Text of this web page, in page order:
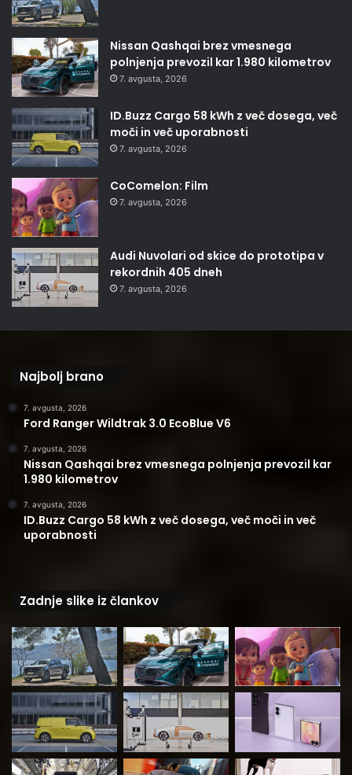
Nissan Qashqai brez vmesnega
polnjenja prevozil kar 1.980 kilometrov
7. avgusta, 2026
ID.Buzz Cargo 58 kWh z več dosega, več
moči in več uporabnosti
7. avgusta, 2026
CoComelon: Film
7. avgusta, 2026
Audi Nuvolari od skice do prototipa v
rekordnih 405 dneh
7. avgusta, 2026
Najbolj brano
7. avgusta, 2026
Ford Ranger Wildtrak 3.0 EcoBlue V6
7. avgusta, 2026
Nissan Qashqai brez vmesnega polnjenja prevozil kar
1.980 kilometrov
7. avgusta, 2026
ID.Buzz Cargo 58 kWh z več dosega, več moči in več
uporabnosti
Zadnje slike iz člankov